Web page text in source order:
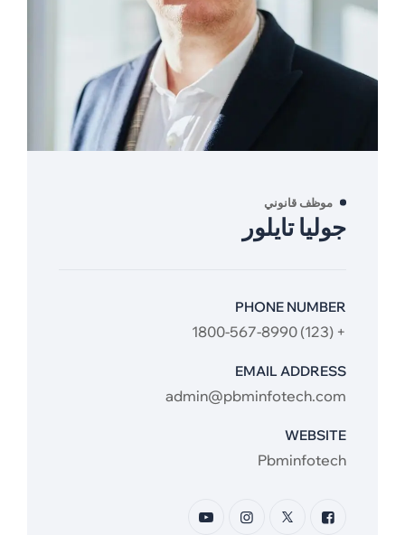
موظف قانوني
جوليا تايلور
PHONE NUMBER
+ (123) 1800-567-8990
EMAIL ADDRESS
admin@pbminfotech.com
WEBSITE
Pbminfotech